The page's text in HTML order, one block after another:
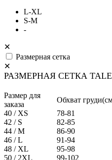
L-XL
S-M
-
✕
Размерная сетка
✕
РАЗМЕРНАЯ СЕТКА
Размер для
заказа
Обхват
40 / XS
78-81
42 / S
82-85
44 / M
86-90
46 / L
91-94
48 / XL
95-98
50 / 2XL
99-102